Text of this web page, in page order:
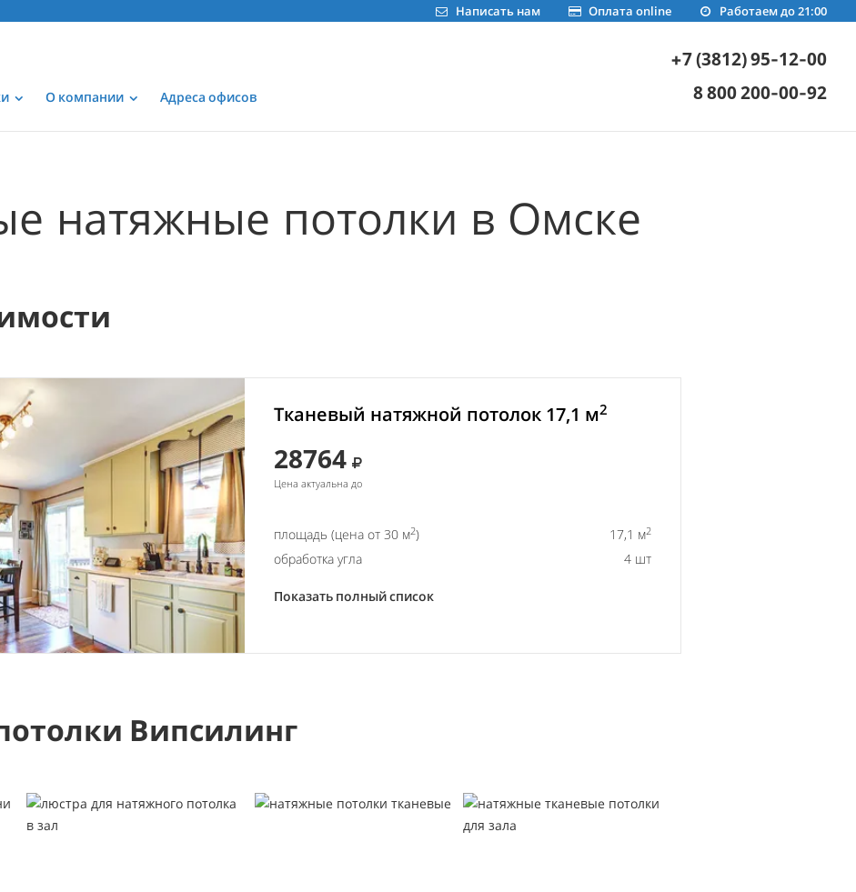
Работаем до 21:00
Оплата online
Написать нам
О компании Адреса офисов
+7 (3812) 95-12-00
8 800 200-00-92
натяжные потолки в Омске
Тканевый натяжной потолок 17,1 м2
28764
Цена актуальна до
площадь (цена от 30 м2) 17,1 м2
обработка угла 4 шт
Показать полный список
Випсилинг